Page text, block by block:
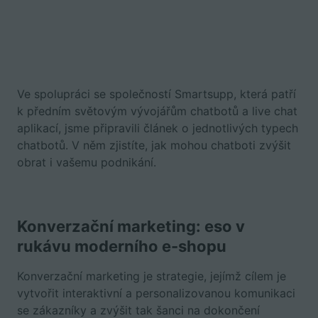
Ve spolupráci se společností Smartsupp, která patří
k předním světovým vývojářům chatbotů a live chat
aplikací, jsme připravili článek o jednotlivých typech
chatbotů. V něm zjistíte, jak mohou chatboti zvýšit
obrat i vašemu podnikání.
Konverzační marketing: eso v
rukávu moderního e-shopu
Konverzační marketing je strategie, jejímž cílem je
vytvořit interaktivní a personalizovanou komunikaci
se zákazníky a zvýšit tak šanci na dokončení